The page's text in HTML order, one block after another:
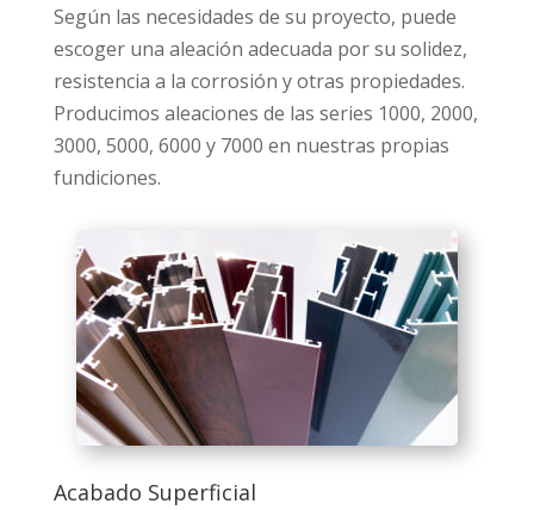
Según las necesidades de su proyecto, puede
escoger una aleación adecuada por su solidez,
resistencia a la corrosión y otras propiedades.
Producimos aleaciones de las series 1000, 2000,
3000, 5000, 6000 y 7000 en nuestras propias
fundiciones.
Acabado Superficial